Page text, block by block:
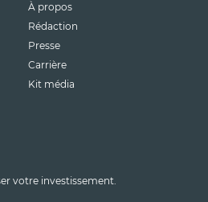
À propos
Rédaction
Presse
Carrière
Kit média
votre investissement.